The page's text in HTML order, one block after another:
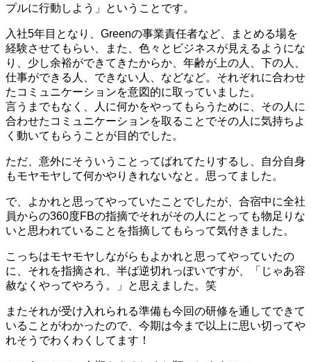
プルに行動しよう」ということです。
入社5年目となり、Greenの事業責任者など、まとめる場を
経験させてもらい、また、色々とビジネスが見えるようにな
り、少し余裕ができてきたからか、年齢が上の人、下の人、
仕事ができる人、できない人、などなど。それぞれに合わせ
たコミュニケーションを意図的に取っていました。
言うまでもなく、人に何かをやってもらうために、その人に
合わせたコミュニケーションを取ることでその人に気持ちよ
く動いてもらうことが目的でした。
ただ、意外にそういうことってばれてたりするし、自分自身
もモヤモヤして何かやりきれないなと。思ってました。
で、よかれと思ってやっていたことでしたが、合宿中に全社
員からの360度FBの指摘でそれがその人にとっても物足りな
いと思われていることを指摘してもらって気付きました。
こっちはモヤモヤしながらもよかれと思ってやっていたの
に、それを指摘され、半ば逆切れっぽいですが、「じゃあ容
赦なくやってやろう。」と思えました。笑
またそれが受け入れられる準備も今回の研修を通してできて
いることがわかったので、今期は今まで以上に思い切ってや
れそうでわくわくしてます！